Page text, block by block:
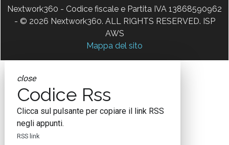
Nextwork360 - Codice fiscale e Partita IVA 13868590962
- © 2026 Nextwork360. ALL RIGHTS RESERVED. ISP
AWS
Mappa del sito
close
Codice Rss
Clicca sul pulsante per copiare il link RSS
negli appunti.
RSS link